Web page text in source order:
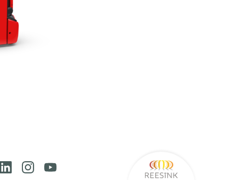
LinkedinInstagramYoutube